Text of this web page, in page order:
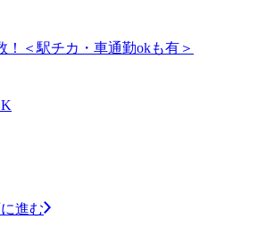
！＜駅チカ・車通勤okも有＞
進む